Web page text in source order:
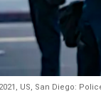
US, San Diego: